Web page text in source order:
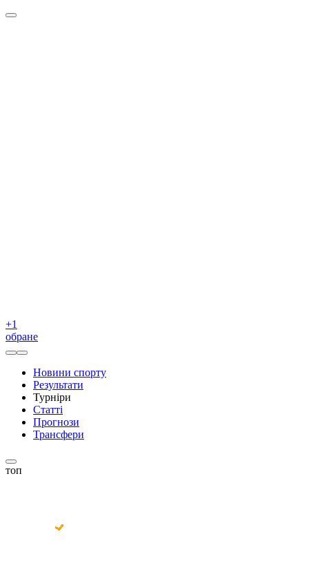
+1
обране
Новини спорту
Результати
Турніри
Статті
Прогнози
Трансфери
топ